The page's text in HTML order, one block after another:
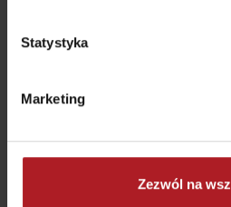
Statystyka
Marketing
Zezwól na
Ružomberok